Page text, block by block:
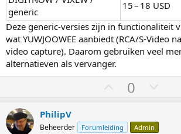
generic
15 – 18 USD
Deze generic‑versies zijn in functionaliteit
wat YUWJOOWEE aanbiedt (RCA/S‑Video
video capture). Daarom gebruiken veel
alternatieven als vervanger.
t
m
0
t
PhilipV
Beheerder Forumleiding Admin